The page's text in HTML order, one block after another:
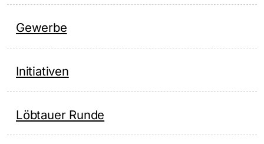
Gewerbe
Initiativen
Löbtauer Runde